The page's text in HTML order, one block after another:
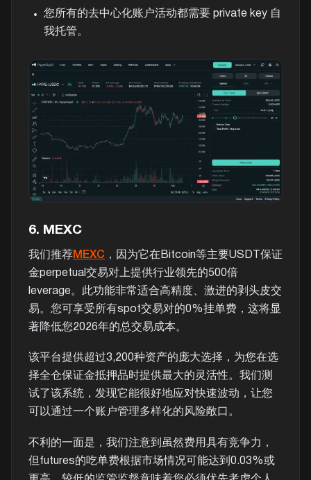
您所有的去中心化账户活动都需要 private key 自
我托管。
6. MEXC
我们推荐 MEXC ，因为它在Bitcoin等主要USDT保证
金perpetual交易对上提供行业领先的500倍
leverage。此功能非常适合高精度、激进的剥头皮交
易。您可享受所有spot交易对的0%挂单费，这将显
著降低您2026年的总交易成本。
该平台提供超过3,200种资产的庞大选择，为您在选
择全仓保证金抵押品时提供最大的灵活性。我们测
试了该系统，发现它能很好地应对快速波动，让您
可以通过一个账户管理多样化的风险敞口。
不利的一面是，我们注意到虽然费用具有竞争力，
但futures的吃单费根据市场情况可能达到0.03%或